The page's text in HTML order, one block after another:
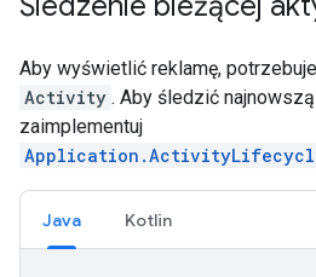
Aby wyświetlić reklamę,
Activity . Aby śledzić
zaimplementuj
Java Kotlin